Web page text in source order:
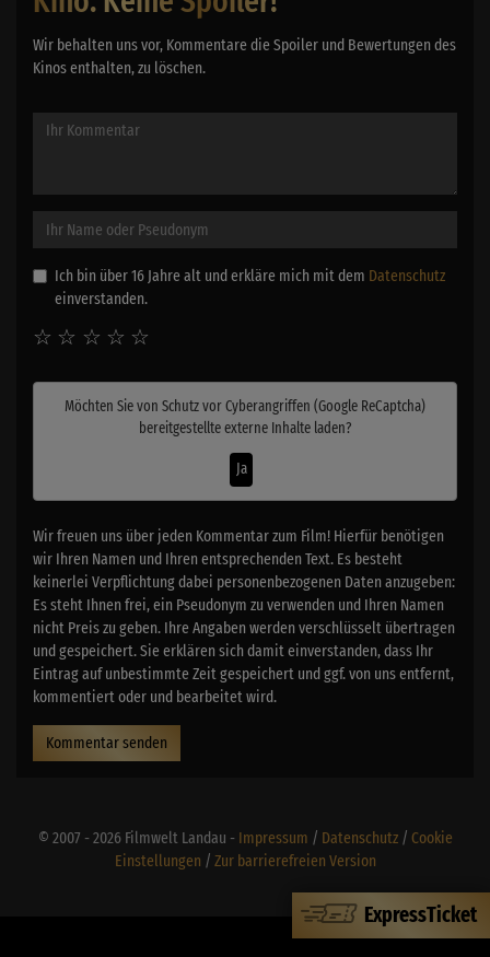
ExpressTicket
Wir behalten uns vor, Kommentare die Spoiler und Bewertungen des
Kinos enthalten, zu löschen.
Ich bin über 16 Jahre alt und erkläre mich mit dem Datenschutz
einverstanden.
☆
☆
☆
☆
☆
Möchten Sie von Schutz vor Cyberangriffen (Google ReCaptcha)
bereitgestellte externe Inhalte laden?
Ja
Wir freuen uns über jeden Kommentar zum Film! Hierfür benötigen
wir Ihren Namen und Ihren entsprechenden Text. Es besteht
keinerlei Verpflichtung dabei personenbezogenen Daten anzugeben:
Es steht Ihnen frei, ein Pseudonym zu verwenden und Ihren Namen
nicht Preis zu geben. Ihre Angaben werden verschlüsselt übertragen
und gespeichert. Sie erklären sich damit einverstanden, dass Ihr
Eintrag auf unbestimmte Zeit gespeichert und ggf. von uns entfernt,
kommentiert oder und bearbeitet wird.
Kommentar senden
© 2007 - 2026 Filmwelt Landau - Impressum / Datenschutz/ Cookie
Einstellungen / Zur barrierefreien Version